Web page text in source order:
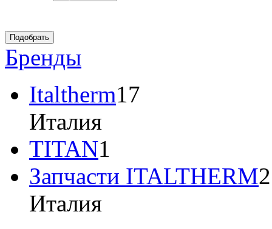
Бренды
Italtherm17
Италия
TITAN1
Запчасти ITALTHERM2
Италия